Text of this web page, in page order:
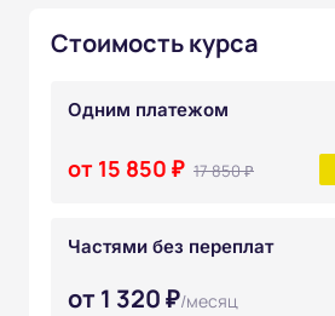
Стоимость курса
Одним платежом
от 15 850 ₽ 17 850 ₽
Частями без переплат
от 1 320 ₽/месяц